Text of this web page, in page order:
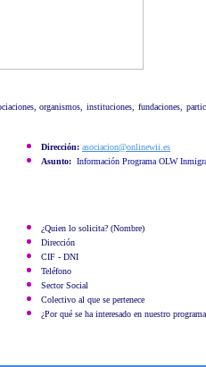
organismos, instituciones, fundaciones,
Dirección: asociacion@onlinewii.es
Asunto: Información Programa OLW
¿Quien lo solicita? (Nombre)
Dirección
CIF - DNI
Teléfono
Sector Social
Colectivo al que se pertenece
¿Por qué se ha interesado en nuestro